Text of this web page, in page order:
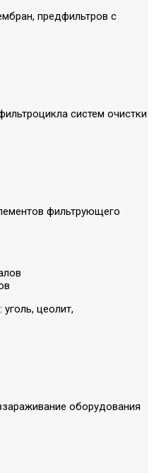
предфильтров с
систем очистки
фильтрующего
цеолит,
оборудования